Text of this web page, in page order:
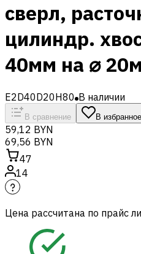
сверл,
цилиндр.
40мм на ⌀
E2D40D20H80 В наличии
В сравнение В избранное
59,12 BYN
69,56 BYN
47
14
Цена рассчитана по прайс